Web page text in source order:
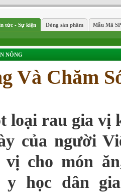
tức - Sự kiện Dòng sản phẩm Mẫu Mã SP
NÔNG
Và Chăm
loại rau gia vị
của người
vị cho món
y học dân